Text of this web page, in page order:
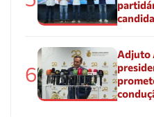
6
Adjuto